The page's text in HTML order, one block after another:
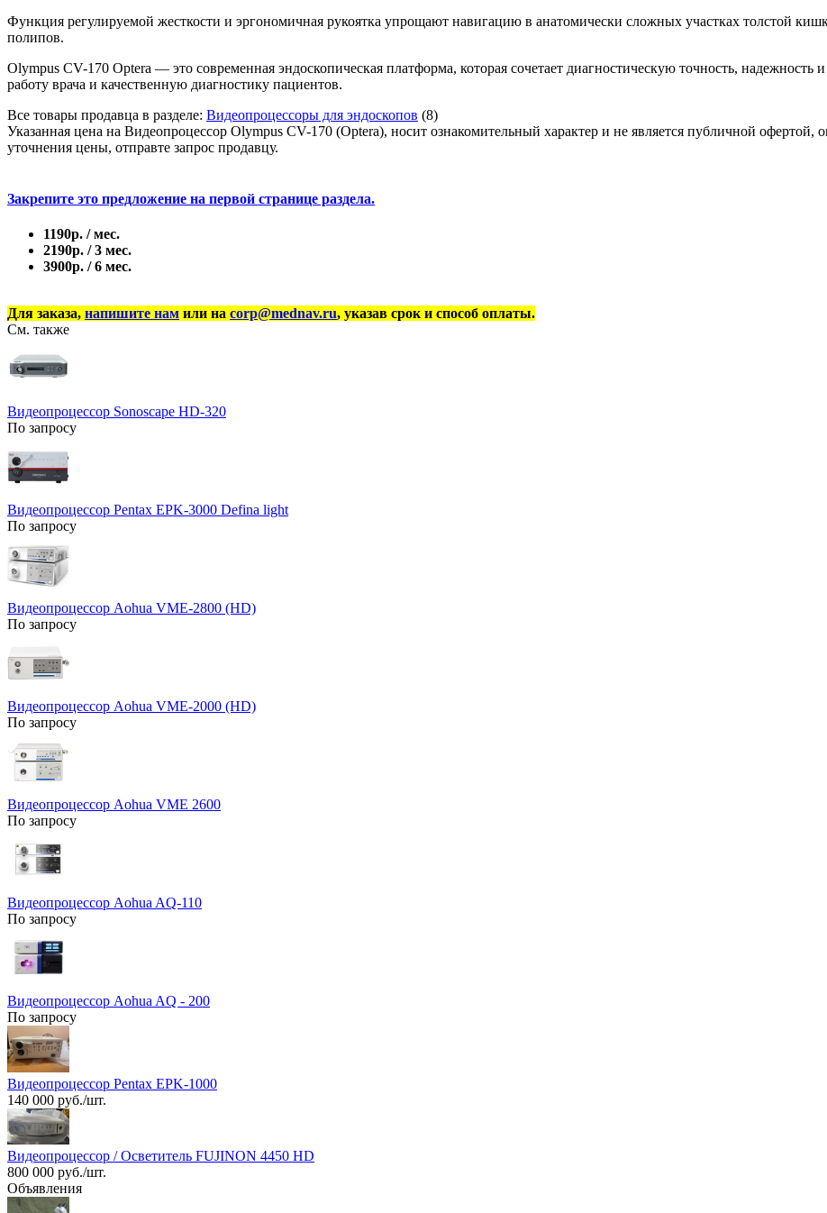
Функция регулируемой жесткости и эргономичная рукоятка упрощают навигацию в анатомически сложных участках толстой
полипов.
Olympus CV-170 Optera — это современная эндоскопическая платформа, которая сочетает диагностическую точность,
работу врача и качественную диагностику пациентов.
Все товары продавца в разделе: Видеопроцессоры для эндоскопов (8)
Указанная цена на Видеопроцессор Olympus CV-170 (Optera), носит ознакомительный характер и не является публичной
уточнения цены, отправте запрос продавцу.
Закрепите это предложение на первой странице раздела.
1190р. / мес.
2190р. / 3 мес.
3900р. / 6 мес.
Для заказа, напишите нам или на corp@mednav.ru, указав срок и способ оплаты.
См. также
Видеопроцессор Sonoscape HD-320
По запросу
Видеопроцессор Pentax EPK‑3000 Defina light
По запросу
Видеопроцессор Aohua VME-2800 (HD)
По запросу
Видеопроцессор Aohua VME-2000 (HD)
По запросу
Видеопроцессор Aohua VME 2600
По запросу
Видеопроцессор Aohua AQ-110
По запросу
Видеопроцессор Aohua AQ - 200
По запросу
Видеопроцессор Pentax EPK-1000
140 000 руб./шт.
Видеопроцессор / Осветитель FUJINON 4450 HD
800 000 руб./шт.
Объявления